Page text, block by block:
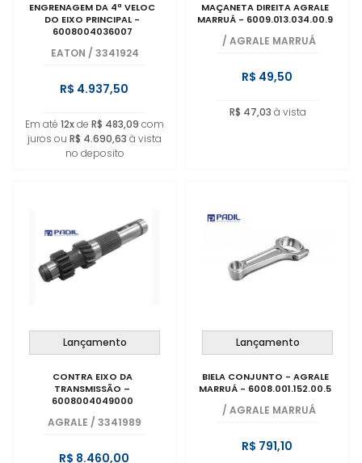
ENGRENAGEM DA 4ª VELOC
DO EIXO PRINCIPAL -
6008004036007
EATON / 3341924
R$ 4.937,50
Em até 12xde R$ 483,09 com
juros ou R$ 4.690,63 à vista
no deposito
MAÇANETA DIREITA AGRALE
MARRUÁ - 6009.013.034.00.9
/ AGRALE MARRUÁ
R$ 49,50
R$ 47,03 à vista
Lançamento
CONTRA EIXO DA
TRANSMISSÃO –
6008004049000
AGRALE / 3341989
R$ 8.460,00
Lançamento
BIELA CONJUNTO - AGRALE
MARRUÁ - 6008.001.152.00.5
/ AGRALE MARRUÁ
R$ 791,10